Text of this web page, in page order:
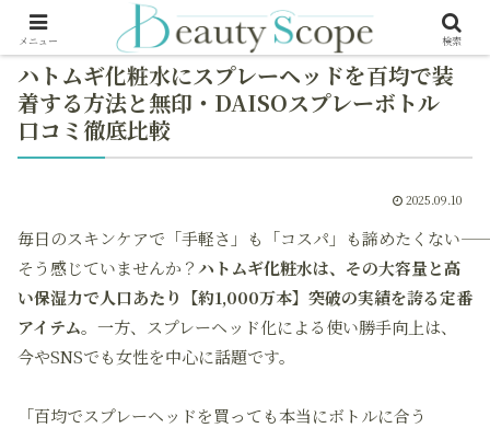
ハトムギ化粧水にスプレーヘッドを百均で装
着する方法と無印・DAISOスプレーボトル
口コミ徹底比較
2025.09.10
毎日のスキンケアで「手軽さ」も「コスパ」も諦めたくない――
そう感じていませんか？ハトムギ化粧水は、その大容量と高
い保湿力で人口あたり【約1,000万本】突破の実績を誇る定番
アイテム。一方、スプレーヘッド化による使い勝手向上は、
今やSNSでも女性を中心に話題です。
「百均でスプレーヘッドを買っても本当にボトルに合う
メニュー 検索